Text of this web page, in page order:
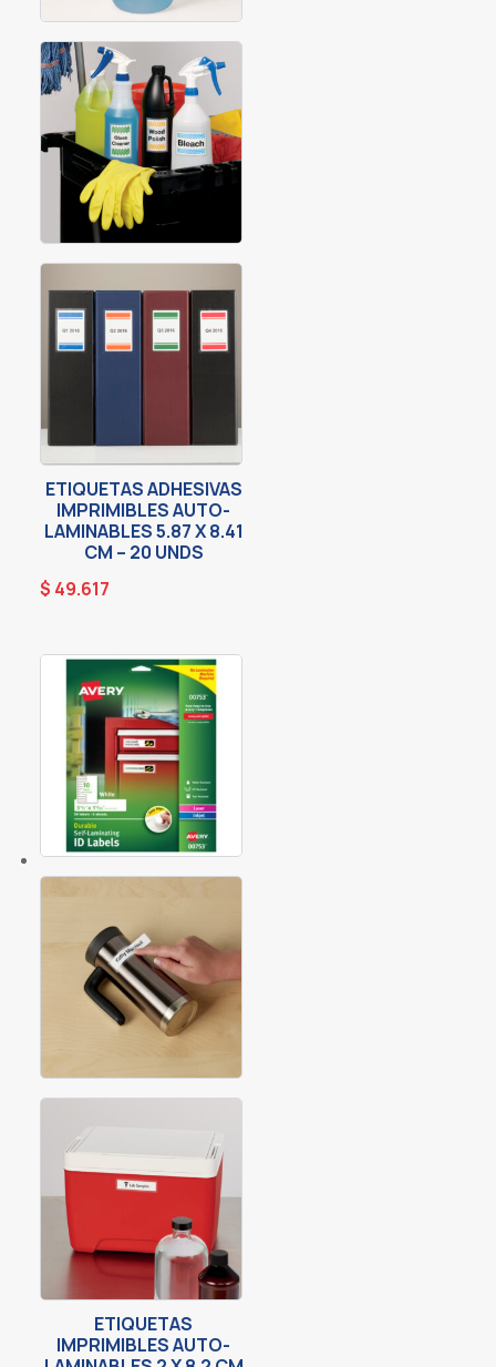
ETIQUETAS ADHESIVAS
IMPRIMIBLES AUTO-
LAMINABLES 5.87 X 8.41
CM – 20 UNDS
$ 49.617
ETIQUETAS
IMPRIMIBLES AUTO-